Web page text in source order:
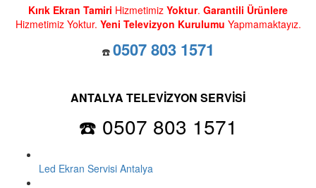
Kırık Ekran Tamiri Hizmetimiz Yoktur. Garantili Ürünlere
Hizmetimiz Yoktur. Yeni Televizyon Kurulumu Yapmamaktayız.
☎️ 0507 803 1571
ANTALYA TELEVİZYON SERVİSİ
☎️ 0507 803 1571
Led Ekran Servisi Antalya